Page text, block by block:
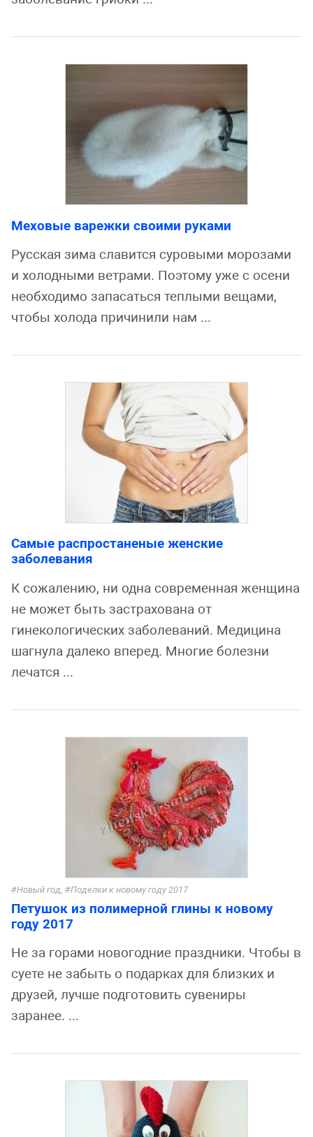
Меховые варежки своими руками
Русская зима славится суровыми морозами
и холодными ветрами. Поэтому уже с осени
необходимо запасаться теплыми вещами,
чтобы холода причинили нам ...
Самые распростаненые женские
заболевания
К сожалению, ни одна современная женщина
не может быть застрахована от
гинекологических заболеваний. Медицина
шагнула далеко вперед. Многие болезни
лечатся ...
Новый год, Поделки к новому году 2017
Петушок из полимерной глины к новому
году 2017
Не за горами новогодние праздники. Чтобы в
суете не забыть о подарках для близких и
друзей, лучше подготовить сувениры
заранее. ...